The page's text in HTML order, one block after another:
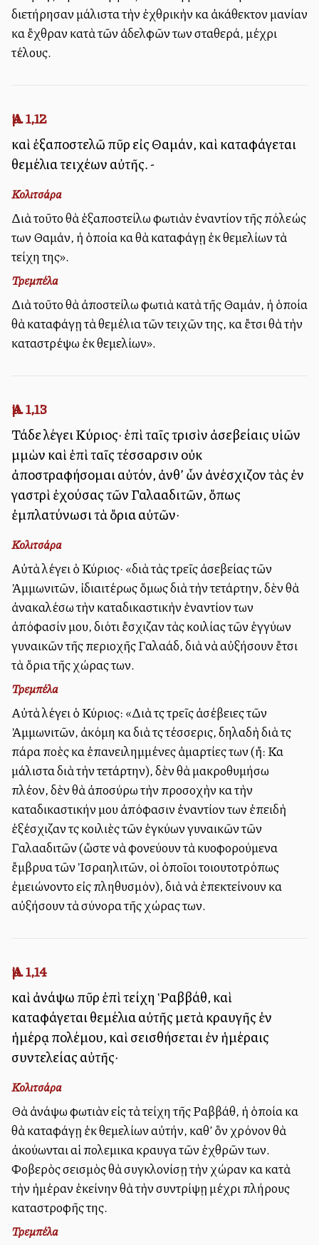
διετήρησαν μάλιστα τὴν ἐχθρικὴν καὶ ἀκάθεκτον μανίαν
καὶ ἔχθραν κατὰ τῶν ἀδελφῶν των σταθερά, μέχρι
τέλους.
Ἀμ. 1,12
καὶ ἐξαποστελῶ πῦρ εἰς Θαμάν, καὶ καταφάγεται
θεμέλια τειχέων αὐτῆς. -
Κολιτσάρα
Διὰ τοῦτο θὰ ἐξαποστείλω φωτιὰν ἐναντίον τῆς πόλεώς
των Θαμάν, ἡ ὁποία καὶ θὰ καταφάγῃ ἐκ θεμελίων τὰ
τείχη της».
Τρεμπέλα
Διὰ τοῦτο θὰ ἀποστείλω φωτιὰ κατὰ τῆς Θαμάν, ἡ ὁποία
θὰ καταφάγῃ τὰ θεμέλια τῶν τειχῶν της, καὶ ἔτσι θὰ τὴν
καταστρέψω ἐκ θεμελίων».
Ἀμ. 1,13
Τάδε λέγει Κύριος· ἐπὶ ταῖς τρισὶν ἀσεβείαις υἱῶν
Ἀμμὼν καὶ ἐπὶ ταῖς τέσσαρσιν οὐκ
ἀποστραφήσομαι αὐτόν, ἀνθ’ ὧν ἀνέσχιζον τὰς ἐν
γαστρὶ ἐχούσας τῶν Γαλααδιτῶν, ὅπως
ἐμπλατύνωσι τὰ ὅρια αὐτῶν·
Κολιτσάρα
Αὐτὰ λέγει ὁ Κύριος· «διὰ τὰς τρεῖς ἀσεβείας τῶν
Ἀμμωνιτῶν, ἰδιαιτέρως ὅμως διὰ τὴν τετάρτην, δὲν θὰ
ἀνακαλέσω τὴν καταδικαστικὴν ἐναντίον των
ἀπόφασίν μου, διότι ἔσχιζαν τὰς κοιλίας τῶν ἐγγύων
γυναικῶν τῆς περιοχῆς Γαλαάδ, διὰ νὰ αὐξήσουν ἔτσι
τὰ ὅρια τῆς χώρας των.
Τρεμπέλα
Αὐτὰ λέγει ὁ Κύριος: «Διὰ τὶς τρεῖς ἀσέβειες τῶν
Ἀμμωνιτῶν, ἀκόμη καὶ διὰ τὶς τέσσερις, δηλαδὴ διὰ τὶς
πάρα πολλὲς καὶ ἐπανειλημμένες ἁμαρτίες των (ἤ: Καὶ
μάλιστα διὰ τὴν τετάρτην), δὲν θὰ μακροθυμήσω
πλέον, δὲν θὰ ἀποσύρω τὴν προσοχὴν καὶ τὴν
καταδικαστικήν μου ἀπόφασιν ἐναντίον των ἐπειδὴ
ἐξέσχιζαν τὶς κοιλιὲς τῶν ἐγκύων γυναικῶν τῶν
Γαλααδιτῶν (ὥστε νὰ φονεύουν τὰ κυοφορούμενα
ἔμβρυα τῶν Ἰσραηλιτῶν, οἱ ὁποῖοι τοιουτοτρόπως
ἐμειώνοντο εἰς πληθυσμόν), διὰ νὰ ἐπεκτείνουν καὶ
αὐξήσουν τὰ σύνορα τῆς χώρας των.
Ἀμ. 1,14
καὶ ἀνάψω πῦρ ἐπὶ τείχη Ῥαββάθ, καὶ
καταφάγεται θεμέλια αὐτῆς μετὰ κραυγῆς ἐν
ἡμέρᾳ πολέμου, καὶ σεισθήσεται ἐν ἡμέραις
συντελείας αὐτῆς·
Κολιτσάρα
Θὰ ἀνάψω φωτιὰν εἰς τὰ τείχη τῆς Ραββάθ, ἡ ὁποία καὶ
θὰ καταφάγῃ ἐκ θεμελίων αὐτήν, καθ’ ὃν χρόνον θὰ
ἀκούωνται αἱ πολεμικαὶ κραυγαὶ τῶν ἐχθρῶν των.
Φοβερὸς σεισμὸς θὰ συγκλονίσῃ τὴν χώραν καὶ κατὰ
τὴν ἡμέραν ἐκείνην θὰ τὴν συντρίψῃ μέχρι πλήρους
καταστροφῆς της.
Τρεμπέλα